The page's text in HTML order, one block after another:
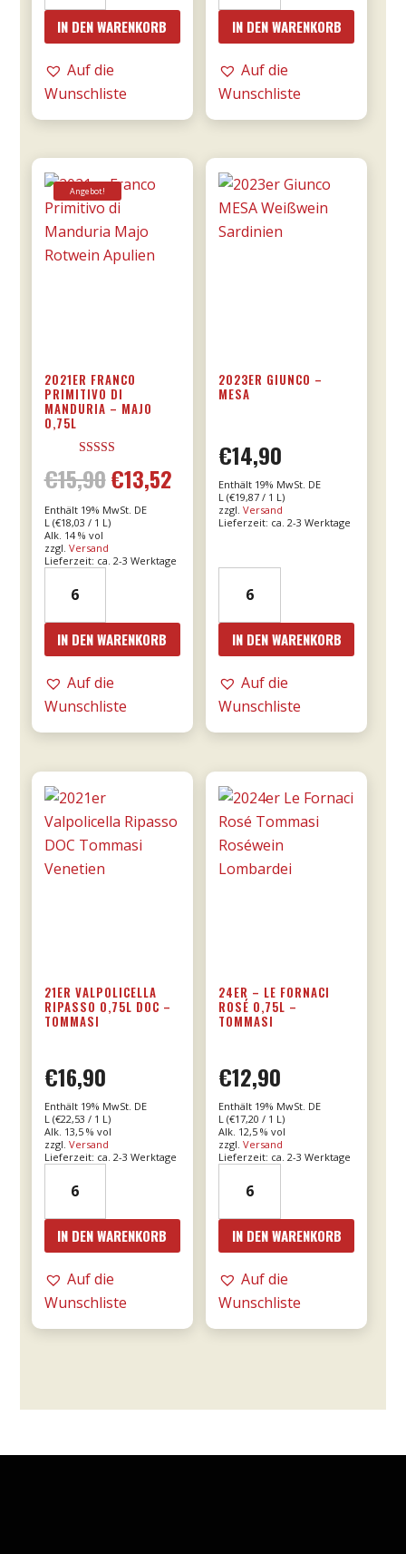
dalla
Valpolicella
DOCG
0,75l
Menge
IN DEN WARENKORB
Auf die
Wunschliste
Cá
Florian
RISERVA
0,75l
Menge
IN DEN WARENKORB
Auf die
Wunschliste
Angebot!
2021ER FRANCO
PRIMITIVO DI
MANDURIA – MAJO
0,75L
5.00
von 5
€15,90 Ursprünglicher
Preis
war:
€13,52Aktueller
ist:
Enthält 19% MwSt. DE
L (€18,03 / 1 L)
Alk. 14 % vol
zzgl. Versand
Lieferzeit: ca. 2-3 Werktage
Franco
Primitivo
Manduria
-
Menge
IN DEN WARENKORB
Auf die
Wunschliste
2023ER GIUNCO –
MESA
€14,90
Enthält 19% MwSt. DE
L (€19,87 / 1 L)
zzgl.Versand
Lieferzeit: ca. 2-3 Werktage
Giunco
-
MESA
Menge
IN DEN WARENKORB
Auf die
Wunschliste
21ER VALPOLICELLA
RIPASSO 0,75L DOC –
TOMMASI
€16,90
Enthält 19% MwSt. DE
L (€22,53 / 1 L)
Alk. 13,5 % vol
zzgl. Versand
Lieferzeit: ca. 2-3 Werktage
Valpolicella
Ripasso
0,75l
DOC
-
IN DEN WARENKORB
Auf die
Wunschliste
24ER – LE FORNACI
ROSÉ 0,75L –
TOMMASI
€12,90
Enthält 19% MwSt. DE
L (€17,20 / 1 L)
Alk. 12,5 % vol
zzgl.Versand
Lieferzeit: ca. 2-3 Werktage
Le
Fornaci
Rosé
0,75l
IN DEN WARENKORB
Auf die
Wunschliste